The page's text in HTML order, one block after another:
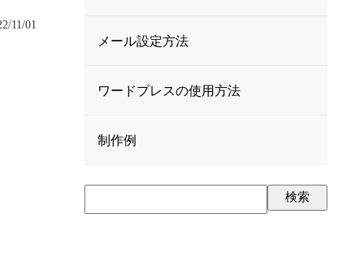
11/01
メール設定方法
ワードプレスの使用方法
制作例
検索